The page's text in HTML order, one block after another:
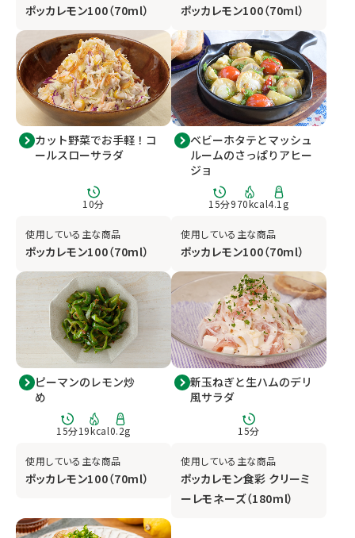
ポッカレモン100（70ml） ポッカレモン100（70ml）
カット野菜でお手軽！コ
ールスローサラダ
10分
使用している主な商品
ポッカレモン100（70ml）
ベビーホタテとマッシュ
ルームのさっぱりアヒー
ジョ
15分970kcal4.1 g
使用している主な商品
ポッカレモン100（70ml）
ピーマンのレモン炒
め
15分19kcal0.2g
使用している主な商品
ポッカレモン100（70ml）
新玉ねぎと生ハムのデリ
風サラダ
15分
使用している主な商品
ポッカレモン食彩 クリーミ
ーレモネーズ（180ml）